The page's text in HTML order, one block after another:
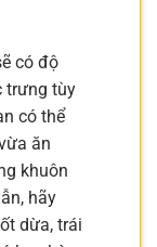
có độ
trưng tùy
có thể
ăn
khuôn
hãy
dừa, trái